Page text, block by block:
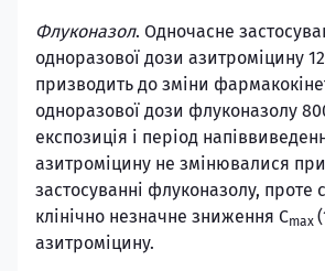
Флуконазол. Одночасне
одноразової дози азитроміцину
призводить до зміни
одноразової дози флуконазолу
експозиція і період
азитроміцину не змінювалися
застосуванні флуконазолу, проте
клінічно незначне зниження Cmах
азитроміцину.